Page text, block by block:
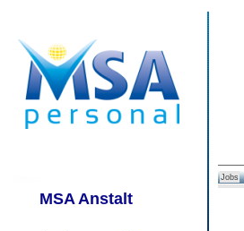
MSA Anstalt
Jobs